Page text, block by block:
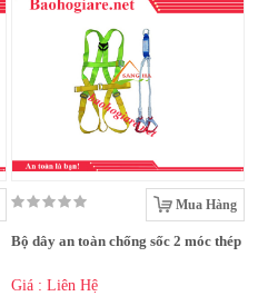
Mua Hàng
Bộ dây an toàn chống sốc 2 móc thép
Giá : Liên Hệ